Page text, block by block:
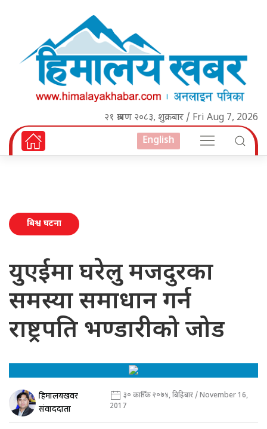
२१ श्रावण २०८३, शुक्रबार / Fri Aug 7, 2026
English
बिश्व घटना
युएईमा घरेलु मजदुरका
समस्या समाधान गर्न
राष्ट्रपति भण्डारीको जोड
हिमालयखवर
संवाददाता
३० कार्तिक २०७४, बिहिबार / November 16,
2017